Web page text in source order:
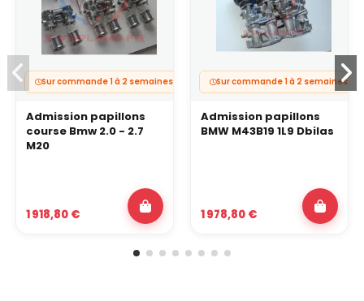
Sur commande 1 à 2 semaines.
Admission papillons
course Bmw 2.0 - 2.7
M20
1 918,80 €
Sur commande 1 à 2 semaines.
Admission papillons
BMW M43B19 1L9 Dbilas
1 978,80 €